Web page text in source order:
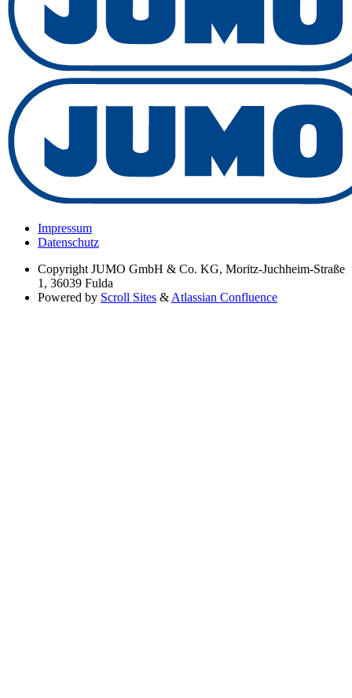
Impressum
Datenschutz
Copyright JUMO GmbH & Co. KG, Moritz-Juchheim-Straße
1, 36039 Fulda
Powered by Scroll Sites &Atlassian Confluence